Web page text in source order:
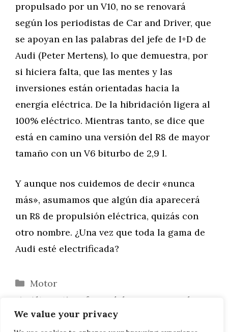
We value your privacy
propulsado por un V10, no se renovará
según los periodistas de Car and Driver, que
se apoyan en las palabras del jefe de I+D de
Audi (Peter Mertens), lo que demuestra, por
si hiciera falta, que las mentes y las
inversiones están orientadas hacia la
energía eléctrica. De la hibridación ligera al
100% eléctrico. Mientras tanto, se dice que
está en camino una versión del R8 de mayor
tamaño con un V6 biturbo de 2,9 l.
Y aunque nos cuidemos de decir «nunca
más», asumamos que algún día aparecerá
un R8 de propulsión eléctrica, quizás con
otro nombre. ¿Una vez que toda la gama de
Audi esté electrificada?
Categorías
Motor
Alternativas fuera del campus para los
estudiantes